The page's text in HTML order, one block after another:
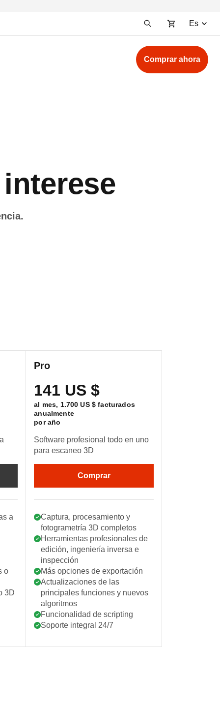
Es
Comprar ahora
a
o
3D
Pro
141 US $
al mes, 1.700 US $ facturados
anualmente
por año
Software profesional todo en uno
para escaneo 3D
Comprar
Captura, procesamiento y
fotogrametría 3D completos
Herramientas profesionales de
edición, ingeniería inversa e
inspección
Más opciones de exportación
Actualizaciones de las
principales funciones y nuevos
algoritmos
Funcionalidad de scripting
Soporte integral 24/7